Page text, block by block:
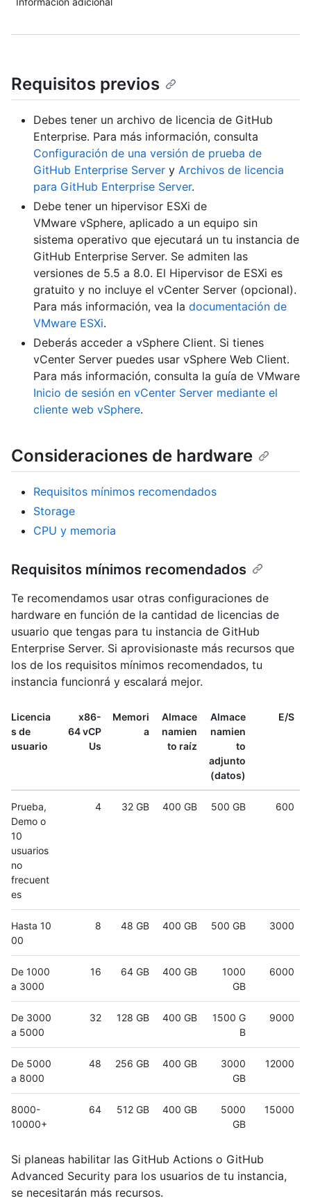
Requisitos previos
Debes tener un archivo de licencia de GitHub
Enterprise. Para más información, consulta
Configuración de una versión de prueba de
GitHub Enterprise Server y Archivos de licencia
para GitHub Enterprise Server.
Debe tener un hipervisor ESXi de
VMware vSphere, aplicado a un equipo sin
sistema operativo que ejecutará un tu instancia de
GitHub Enterprise Server. Se admiten las
versiones de 5.5 a 8.0. El Hipervisor de ESXi es
gratuito y no incluye el vCenter Server (opcional).
Para más información, vea la documentación de
VMware ESXi.
Deberás acceder a vSphere Client. Si tienes
vCenter Server puedes usar vSphere Web Client.
Para más información, consulta la guía de VMware
Inicio de sesión en vCenter Server mediante el
cliente web vSphere.
Consideraciones de hardware
Requisitos mínimos recomendados
Storage
CPU y memoria
Requisitos mínimos recomendados
Te recomendamos usar otras configuraciones de
hardware en función de la cantidad de licencias de
usuario que tengas para tu instancia de GitHub
Enterprise Server. Si aprovisionaste más recursos que
los de los requisitos mínimos recomendados, tu
instancia funcionrá y escalará mejor.
Licencia
s de
usuario
x86-
64 vCP
Us
Memori
a
Almace
namien
to raíz
Almace
namien
to
adjunto
(datos)
E/S
Prueba,
Demo o
10
usuarios
no
frecuent
es
4 32 GB 400 GB 500 GB 600
Hasta 10
00
8 48 GB 400 GB 500 GB 3000
De 1000
a 3000
16 64 GB 400 GB
1000
GB
6000
De 3000
a 5000
32 128 GB 400 GB
1500 G
B
9000
De 5000
a 8000
48 256 GB 400 GB
3000
GB
12000
8000-
10000+
64 512 GB 400 GB
5000
GB
15000
Si planeas habilitar las GitHub Actions o GitHub
Advanced Security para los usuarios de tu instancia,
se necesitarán más recursos.